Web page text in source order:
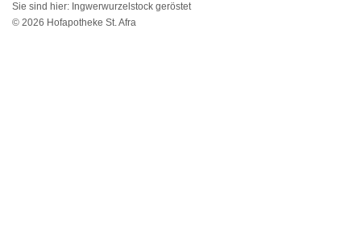
Sie sind hier: Ingwerwurzelstock geröstet
© 2026 Hofapotheke St. Afra